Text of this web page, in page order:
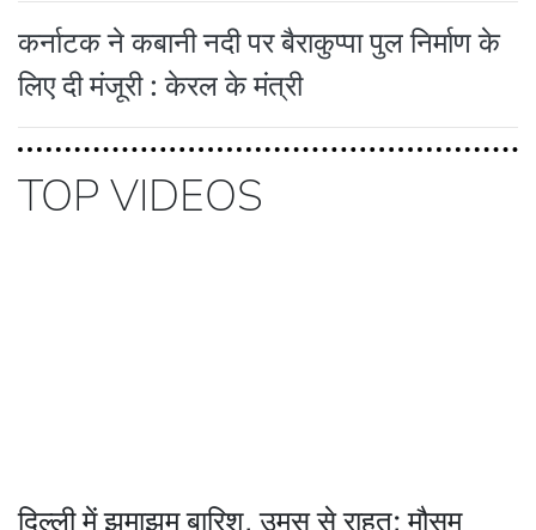
कर्नाटक ने कबानी नदी पर बैराकुप्पा पुल निर्माण के
लिए दी मंजूरी : केरल के मंत्री
TOP VIDEOS
दिल्ली में झमाझम बारिश, उमस से राहत; मौसम